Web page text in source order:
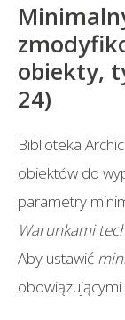
obiekty,
24)
Biblioteka
obiektów do
parametry
Warunkami
Aby ustawić